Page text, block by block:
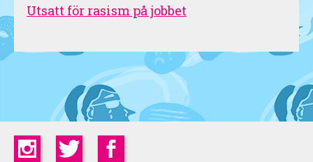
Utsatt för rasism på jobbet
InstagramTwitter